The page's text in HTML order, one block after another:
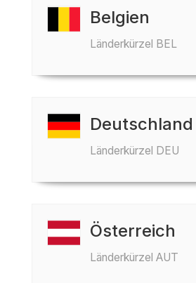
Belgien
Länderkürzel BEL
Deutschland
Länderkürzel DEU
Österreich
Länderkürzel AUT